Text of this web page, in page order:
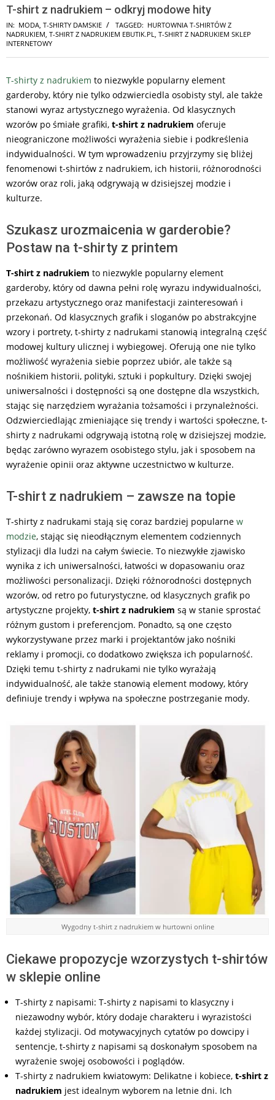
T-shirt z nadrukiem – odkryj modowe hity
IN: MODA T-SHIRTY DAMSKIE TAGGED: HURTOWNIA T-SHIRTÓW Z
NADRUKIEM T-SHIRT Z NADRUKIEM EBUTIK.PL
T-SHIRT Z NADRUKIEM SKLEP
INTERNETOWY
T-shirty z nadrukiem to niezwykle popularny element
garderoby, który nie tylko odzwierciedla osobisty styl, ale także
stanowi wyraz artystycznego wyrażenia. Od klasycznych
wzorów po śmiałe grafiki, t-shirt z nadrukiem oferuje
nieograniczone możliwości wyrażenia siebie i podkreślenia
indywidualności. W tym wprowadzeniu przyjrzymy się bliżej
fenomenowi t-shirtów z nadrukiem, ich historii, różnorodności
wzorów oraz roli, jaką odgrywają w dzisiejszej modzie i
kulturze.
Szukasz urozmaicenia w garderobie?
Postaw na t-shirty z printem
T-shirt z nadrukiem to niezwykle popularny element
garderoby, który od dawna pełni rolę wyrazu indywidualności,
przekazu artystycznego oraz manifestacji zainteresowań i
przekonań. Od klasycznych grafik i sloganów po abstrakcyjne
wzory i portrety, t-shirty z nadrukami stanowią integralną część
modowej kultury ulicznej i wybiegowej. Oferują one nie tylko
możliwość wyrażenia siebie poprzez ubiór, ale także są
nośnikiem historii, polityki, sztuki i popkultury. Dzięki swojej
uniwersalności i dostępności są one dostępne dla wszystkich,
stając się narzędziem wyrażania tożsamości i przynależności.
Odzwierciedlając zmieniające się trendy i wartości społeczne, t-
shirty z nadrukami odgrywają istotną rolę w dzisiejszej modzie,
będąc zarówno wyrazem osobistego stylu, jak i sposobem na
wyrażenie opinii oraz aktywne uczestnictwo w kulturze.
T-shirt z nadrukiem – zawsze na topie
T-shirty z nadrukami stają się coraz bardziej popularne w
modzie, stając się nieodłącznym elementem codziennych
stylizacji dla ludzi na całym świecie. To niezwykłe zjawisko
wynika z ich uniwersalności, łatwości w dopasowaniu oraz
możliwości personalizacji. Dzięki różnorodności dostępnych
wzorów, od retro po futurystyczne, od klasycznych grafik po
artystyczne projekty, t-shirt z nadrukiem są w stanie sprostać
różnym gustom i preferencjom. Ponadto, są one często
wykorzystywane przez marki i projektantów jako nośniki
reklamy i promocji, co dodatkowo zwiększa ich popularność.
Dzięki temu t-shirty z nadrukami nie tylko wyrażają
indywidualność, ale także stanowią element modowy, który
definiuje trendy i wpływa na społeczne postrzeganie mody.
Wygodny t-shirt z nadrukiem w hurtowni online
Ciekawe propozycje wzorzystych t-shirtów
w sklepie online
T-shirty z napisami: T-shirty z napisami to klasyczny i
niezawodny wybór, który dodaje charakteru i wyrazistości
każdej stylizacji. Od motywacyjnych cytatów po dowcipy i
sentencje, t-shirty z napisami są doskonałym sposobem na
wyrażenie swojej osobowości i poglądów.
T-shirty z nadrukiem kwiatowym: Delikatne i kobiece, t-shirt z
nadrukiem jest idealnym wyborem na letnie dni. Ich